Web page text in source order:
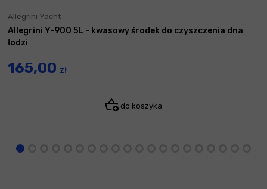
Allegrini Yacht
Allegrini Y-900 5L - kwasowy środek do czyszczenia dna
łodzi
165,00 zł
do koszyka